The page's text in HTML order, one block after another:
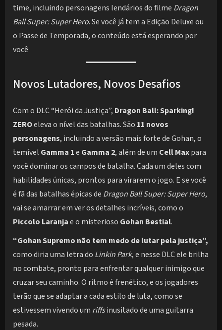
time, incluindo personagens lendários do filme Dragon
Ball Super: Super Hero. Se você já tem a Edição Deluxe ou
o Passe de Temporada, o conteúdo está esperando por
você
Novos Lutadores, Novos Desafios
Com o DLC “Herói da Justiça”, Dragon Ball: Sparking!
ZEROeleva o nível das batalhas. São 11 novos
personagens, incluindo a versão mais forte de Gohan, o
temível Gamma 1e Gamma 2, além de um Cell Maxpara
você dominar os campos de batalha. Cada um deles com
habilidades únicas, prontos para virarem o jogo. E se você
é fã das batalhas épicas de Dragon Ball Super: Super Hero,
vai se amarrar em ver os detalhes incríveis, como o
Piccolo Laranjae o misterioso Gohan Bestial.
“Gohan Supremo não tem medo de lutar pela justiça”,
como diria uma letra do Linkin Park, e nesse DLC ele brilha
no combate, pronto para enfrentar qualquer inimigo que
cruzar seu caminho. O ritmo é frenético, e os jogadores
terão que se adaptar a cada estilo de luta, como se
estivessem vivendo um riffsinusitado de uma guitarra
pesada.